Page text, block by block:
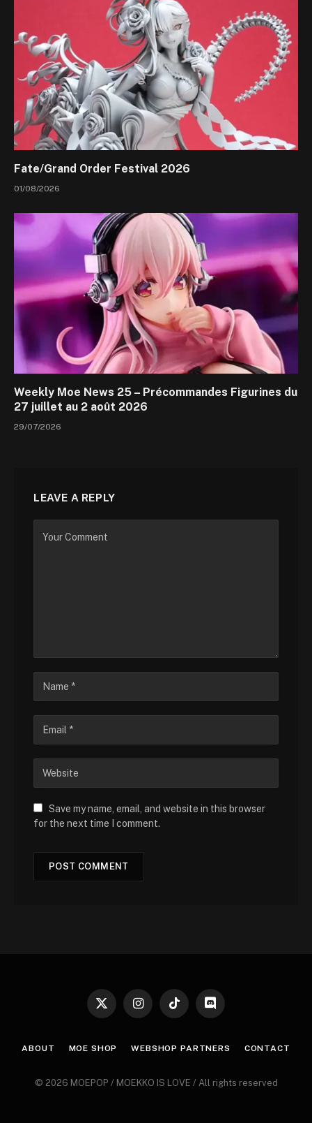
Fate/Grand Order Festival 2026
01/08/2026
Weekly Moe News 25 – Précommandes Figurines du
27 juillet au 2 août 2026
29/07/2026
LEAVE A REPLY
Save my name, email, and website in this browser
for the next time I comment.
X
InstagramTikTok Discord
ABOUT MOE SHOP WEBSHOP PARTNERS CONTACT
© 2026 MOEPOP / MOEKKO IS LOVE / All rights reserved